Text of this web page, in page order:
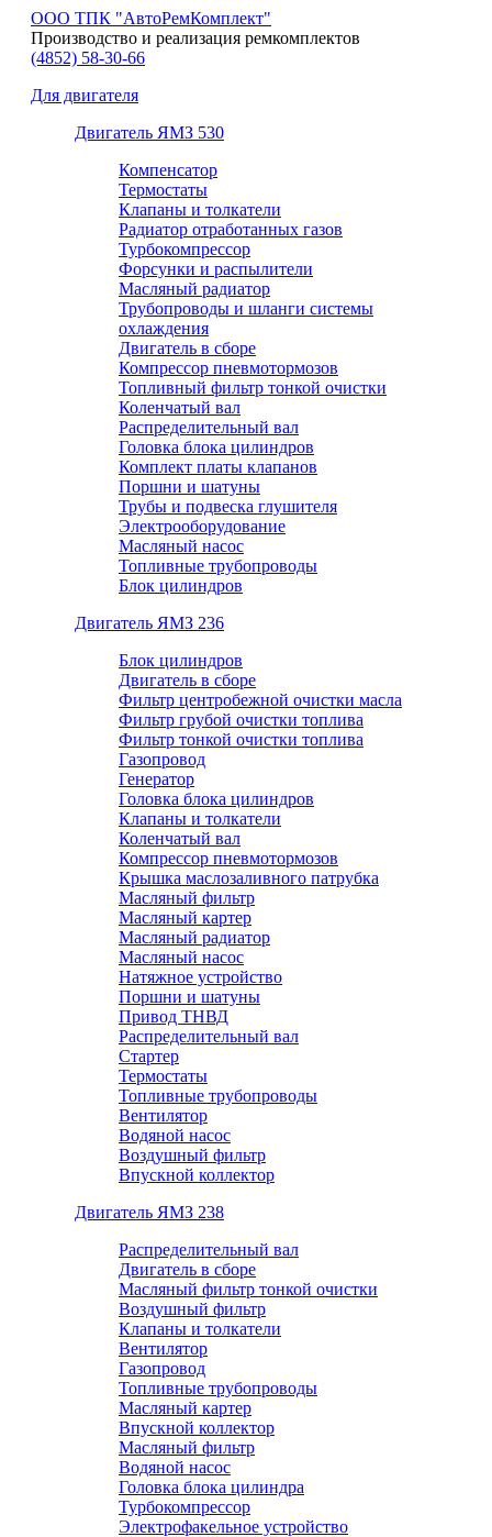
ООО ТПК "АвтоРемКомплект"
Производство и реализация ремкомплектов
(4852) 58-30-66
Для двигателя
Двигатель ЯМЗ 530
Компенсатор
Термостаты
Клапаны и толкатели
Радиатор отработанных газов
Турбокомпрессор
Форсунки и распылители
Масляный радиатор
Трубопроводы и шланги системы
охлаждения
Двигатель в сборе
Компрессор пневмотормозов
Топливный фильтр тонкой очистки
Коленчатый вал
Распределительный вал
Головка блока цилиндров
Комплект платы клапанов
Поршни и шатуны
Трубы и подвеска глушителя
Электрооборудование
Масляный насос
Топливные трубопроводы
Блок цилиндров
Двигатель ЯМЗ 236
Блок цилиндров
Двигатель в сборе
Фильтр центробежной очистки масла
Фильтр грубой очистки топлива
Фильтр тонкой очистки топлива
Газопровод
Генератор
Головка блока цилиндров
Клапаны и толкатели
Коленчатый вал
Компрессор пневмотормозов
Крышка маслозаливного патрубка
Масляный фильтр
Масляный картер
Масляный радиатор
Масляный насос
Натяжное устройство
Поршни и шатуны
Привод ТНВД
Распределительный вал
Стартер
Термостаты
Топливные трубопроводы
Вентилятор
Водяной насос
Воздушный фильтр
Впускной коллектор
Двигатель ЯМЗ 238
Распределительный вал
Двигатель в сборе
Масляный фильтр тонкой очистки
Воздушный фильтр
Клапаны и толкатели
Вентилятор
Газопровод
Топливные трубопроводы
Масляный картер
Впускной коллектор
Масляный фильтр
Водяной насос
Головка блока цилиндра
Турбокомпрессор
Электрофакельное устройство